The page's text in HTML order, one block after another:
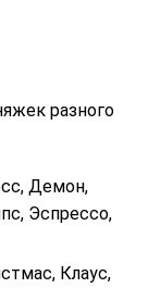
разного
Демон,
Эспрессо,
Клаус,